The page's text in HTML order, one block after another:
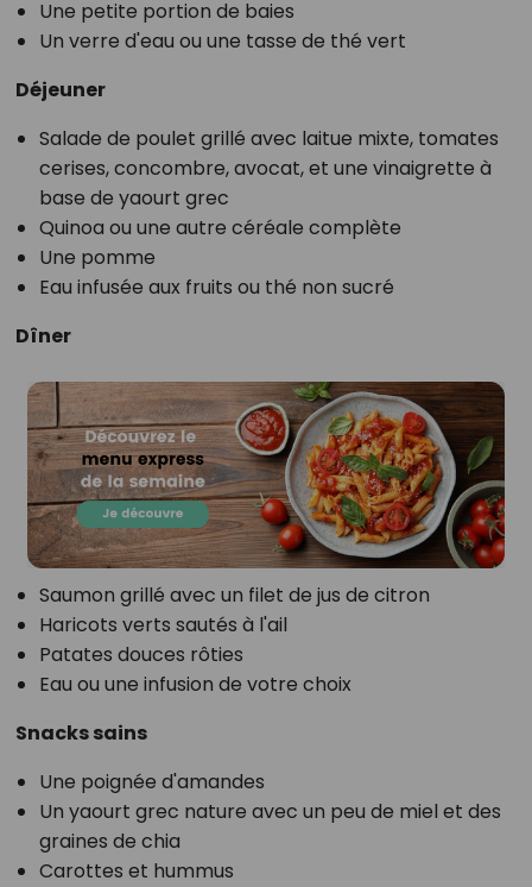
Une petite portion de baies
Un verre d'eau ou une tasse de thé vert
Déjeuner
Salade de poulet grillé avec laitue mixte, tomates
cerises, concombre, avocat, et une vinaigrette à
base de yaourt grec
Quinoa ou une autre céréale complète
Une pomme
Eau infusée aux fruits ou thé non sucré
Dîner
Saumon grillé avec un filet de jus de citron
Haricots verts sautés à l'ail
Patates douces rôties
Eau ou une infusion de votre choix
Snacks sains
Une poignée d'amandes
Un yaourt grec nature avec un peu de miel et des
graines de chia
Carottes et hummus